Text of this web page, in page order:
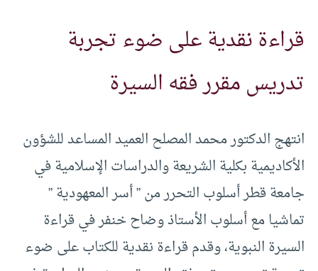
قراءة نقدية على ضوء تجربة
تدريس مقرر فقه السيرة
انتهج الدكتور محمد المصلح العميد المساعد للشؤون
الأكاديمية بكلية الشريعة والدراسات الإسلامية في
جامعة قطر أسلوب التحرر من ” أسر المعهودية ”
تماشيا مع أسلوب الأستاذ وضاح خنفر في قراءة
السيرة النبوية، وقدم قراءة نقدية للكتاب على ضوء